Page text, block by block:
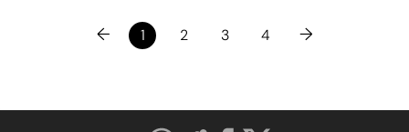
← 1 2 3 4 →